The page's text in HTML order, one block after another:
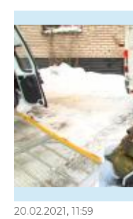
20.02.2021, 11:59